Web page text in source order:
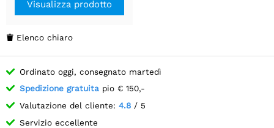
Visualizza prodotto
 Elenco chiaro
Ordinato oggi, consegnato martedì
Spedizione gratuita pio € 150,-
Valutazione del cliente: 4.8 / 5
Servizio eccellente